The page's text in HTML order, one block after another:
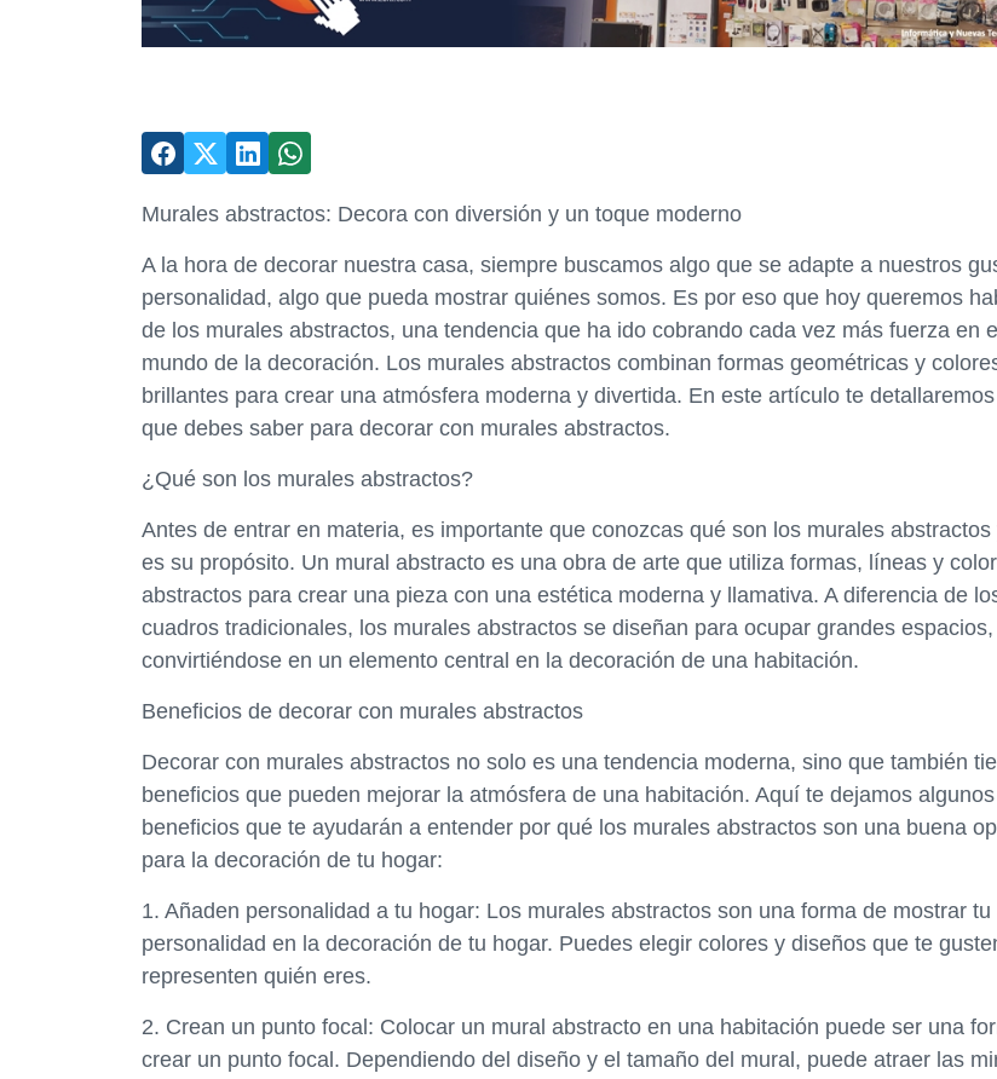
Murales abstractos: Decora con diversión y un toque moderno
A la hora de decorar nuestra casa, siempre buscamos algo que se adapte a nuestros
personalidad, algo que pueda mostrar quiénes somos. Es por eso que hoy queremos
de los murales abstractos, una tendencia que ha ido cobrando cada vez más fuerza en el
mundo de la decoración. Los murales abstractos combinan formas geométricas y
brillantes para crear una atmósfera moderna y divertida. En este artículo te
que debes saber para decorar con murales abstractos.
¿Qué son los murales abstractos?
Antes de entrar en materia, es importante que conozcas qué son los murales abstractos
es su propósito. Un mural abstracto es una obra de arte que utiliza formas, líneas y
abstractos para crear una pieza con una estética moderna y llamativa. A diferencia de
cuadros tradicionales, los murales abstractos se diseñan para ocupar grandes espacios,
convirtiéndose en un elemento central en la decoración de una habitación.
Beneficios de decorar con murales abstractos
Decorar con murales abstractos no solo es una tendencia moderna, sino que también
beneficios que pueden mejorar la atmósfera de una habitación. Aquí te dejamos algunos
beneficios que te ayudarán a entender por qué los murales abstractos son una buena
para la decoración de tu hogar:
1. Añaden personalidad a tu hogar: Los murales abstractos son una forma de mostrar tu
personalidad en la decoración de tu hogar. Puedes elegir colores y diseños que te
representen quién eres.
2. Crean un punto focal: Colocar un mural abstracto en una habitación puede ser una
crear un punto focal. Dependiendo del diseño y el tamaño del mural, puede atraer las